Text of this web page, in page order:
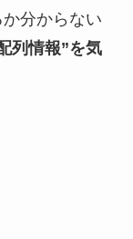
分からない
列情報”を気